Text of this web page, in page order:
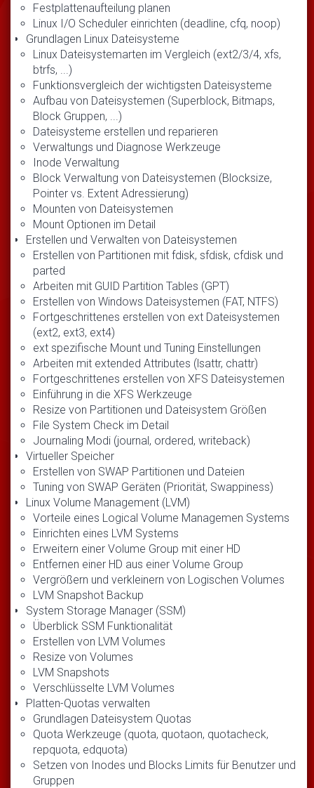
Festplattenaufteilung planen
Linux I/O Scheduler einrichten (deadline, cfq, noop)
Grundlagen Linux Dateisysteme
Linux Dateisystemarten im Vergleich (ext2/3/4, xfs,
btrfs, ...)
Funktionsvergleich der wichtigsten Dateisysteme
Aufbau von Dateisystemen (Superblock, Bitmaps,
Block Gruppen, ...)
Dateisysteme erstellen und reparieren
Verwaltungs und Diagnose Werkzeuge
Inode Verwaltung
Block Verwaltung von Dateisystemen (Blocksize,
Pointer vs. Extent Adressierung)
Mounten von Dateisystemen
Mount Optionen im Detail
Erstellen und Verwalten von Dateisystemen
Erstellen von Partitionen mit fdisk, sfdisk, cfdisk und
parted
Arbeiten mit GUID Partition Tables (GPT)
Erstellen von Windows Dateisystemen (FAT, NTFS)
Fortgeschrittenes erstellen von ext Dateisystemen
(ext2, ext3, ext4)
ext spezifische Mount und Tuning Einstellungen
Arbeiten mit extended Attributes (lsattr, chattr)
Fortgeschrittenes erstellen von XFS Dateisystemen
Einführung in die XFS Werkzeuge
Resize von Partitionen und Dateisystem Größen
File System Check im Detail
Journaling Modi (journal, ordered, writeback)
Virtueller Speicher
Erstellen von SWAP Partitionen und Dateien
Tuning von SWAP Geräten (Priorität, Swappiness)
Linux Volume Management (LVM)
Vorteile eines Logical Volume Managemen Systems
Einrichten eines LVM Systems
Erweitern einer Volume Group mit einer HD
Entfernen einer HD aus einer Volume Group
Vergrößern und verkleinern von Logischen Volumes
LVM Snapshot Backup
System Storage Manager (SSM)
Überblick SSM Funktionalität
Erstellen von LVM Volumes
Resize von Volumes
LVM Snapshots
Verschlüsselte LVM Volumes
Platten-Quotas verwalten
Grundlagen Dateisystem Quotas
Quota Werkzeuge (quota, quotaon, quotacheck,
repquota, edquota)
Setzen von Inodes und Blocks Limits für Benutzer und
Gruppen